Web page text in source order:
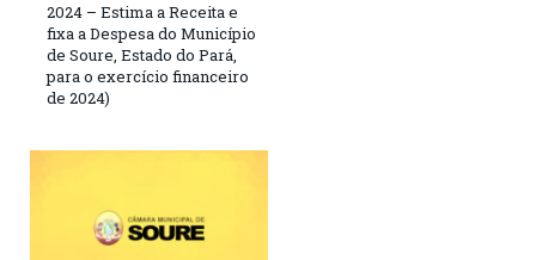
2024 – Estima a Receita e
fixa a Despesa do Município
de Soure, Estado do Pará,
para o exercício financeiro
de 2024)